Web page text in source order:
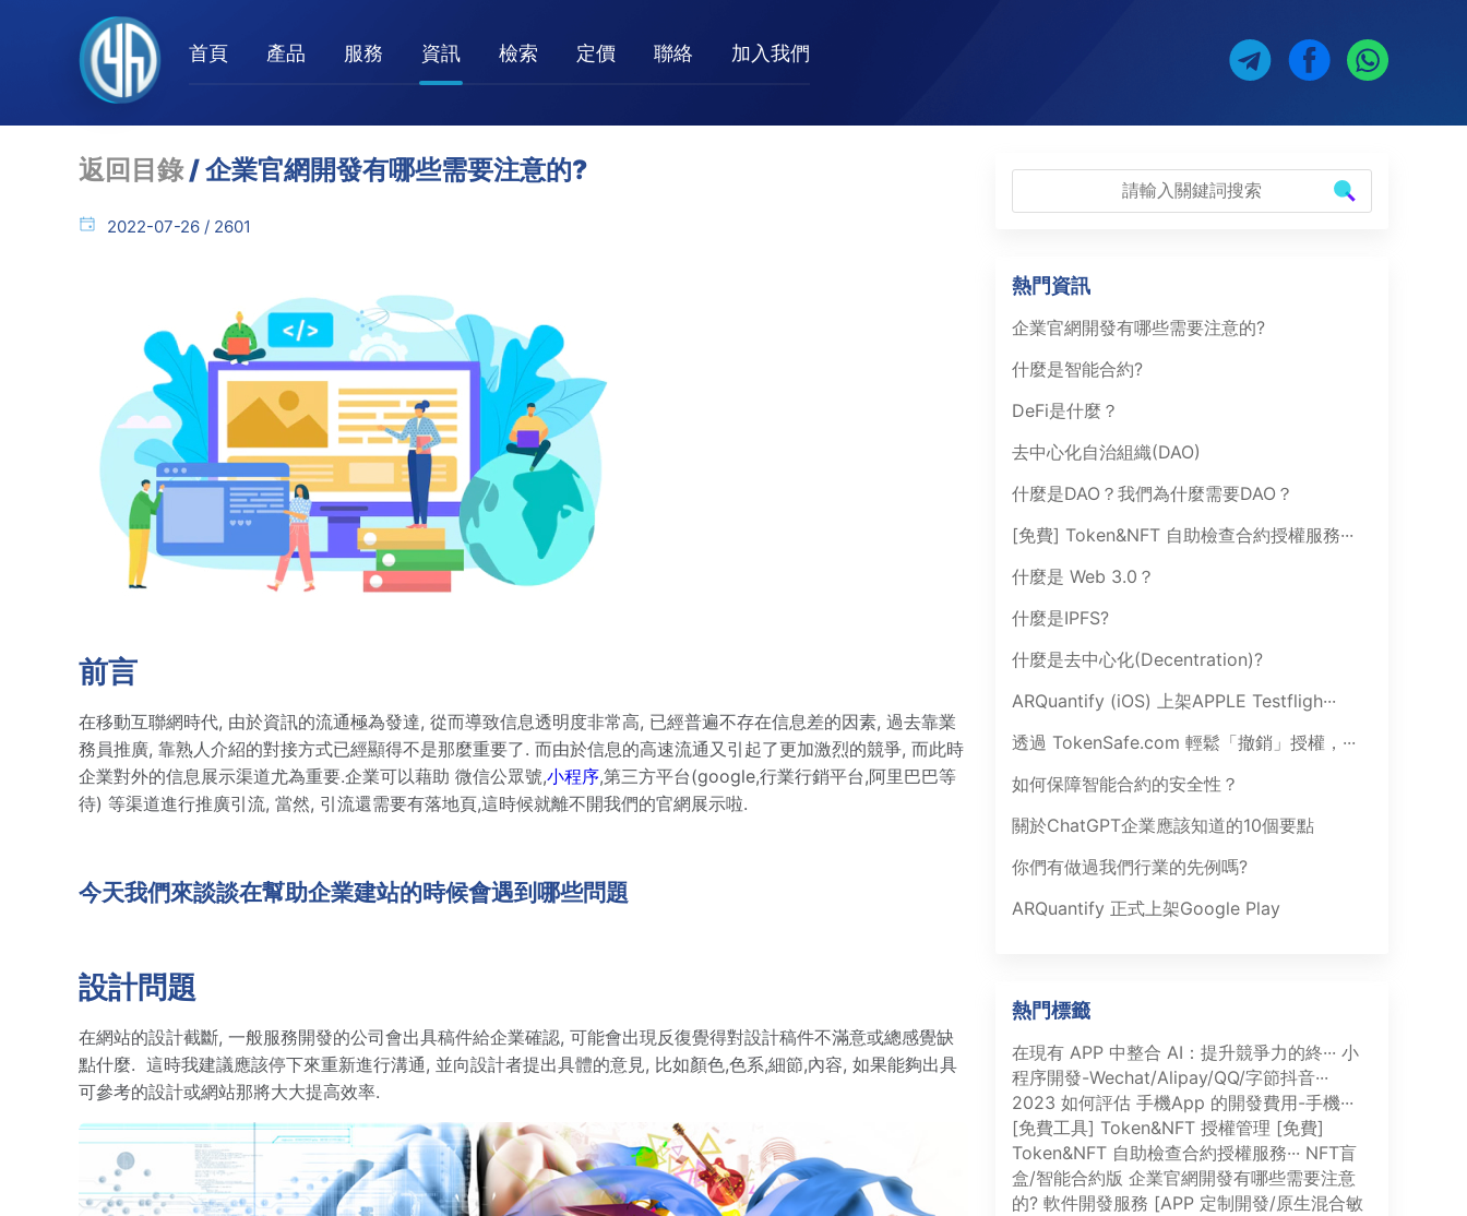
首頁 產品 服務 資訊 檢索 定價 聯絡 加入我們
返回目錄/ 企業官網開發有哪些需要注意的?
2022-07-26 / 2601
前言
在移動互聯網時代, 由於資訊的流通極為發達, 從而導致信息透明度非常高, 已經普遍不存在信息差的因素, 過去靠業
務員推廣, 靠熟人介紹的對接方式已經顯得不是那麼重要了. 而由於信息的高速流通又引起了更加激烈的競爭, 而此時
企業對外的信息展示渠道尤為重要.企業可以藉助 微信公眾號,小程序,第三方平台(google,行業行銷平台,阿里巴巴等
待) 等渠道進行推廣引流, 當然, 引流還需要有落地頁,這時候就離不開我們的官網展示啦.
今天我們來談談在幫助企業建站的時候會遇到哪些問題
設計問題
在網站的設計截斷, 一般服務開發的公司會出具稿件給企業確認, 可能會出現反復覺得對設計稿件不滿意或總感覺缺
點什麼. 這時我建議應該停下來重新進行溝通, 並向設計者提出具體的意見, 比如顏色,色系,細節,內容, 如果能夠出具
可參考的設計或網站那將大大提高效率.
熱門資訊
企業官網開發有哪些需要注意的?
什麼是智能合約?
DeFi是什麼？
去中心化自治組織(DAO)
什麼是DAO？我們為什麼需要DAO？
[免費] Token&NFT 自助檢查合約授權服務···
什麼是 Web 3.0？
什麼是IPFS?
什麼是去中心化(Decentration)?
ARQuantify (iOS) 上架APPLE Testfligh···
透過 TokenSafe.com 輕鬆「撤銷」授權，···
如何保障智能合約的安全性？
關於ChatGPT企業應該知道的10個要點
你們有做過我們行業的先例嗎?
ARQuantify 正式上架Google Play
熱門標籤
在現有 APP 中整合 AI：提升競爭力的終··· 小
程序開發-Wechat/Alipay/QQ/字節抖音···
2023 如何評估 手機App 的開發費用-手機···
[免費工具] Token&NFT 授權管理 [免費]
Token&NFT 自助檢查合約授權服務··· NFT盲
盒/智能合約版 企業官網開發有哪些需要注意
的? 軟件開發服務 [APP 定制開發/原生混合敏